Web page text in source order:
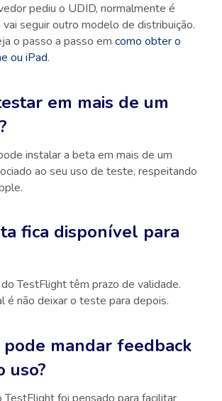
pediu o UDID, normalmente é
seguir outro modelo de distribuição.
o passo a passo em como obter o
ou iPad.
em mais de um
instalar a beta em mais de um
ao seu uso de teste, respeitando
fica disponível para
TestFlight têm prazo de validade.
é não deixar o teste para depois.
mandar feedback
uso?